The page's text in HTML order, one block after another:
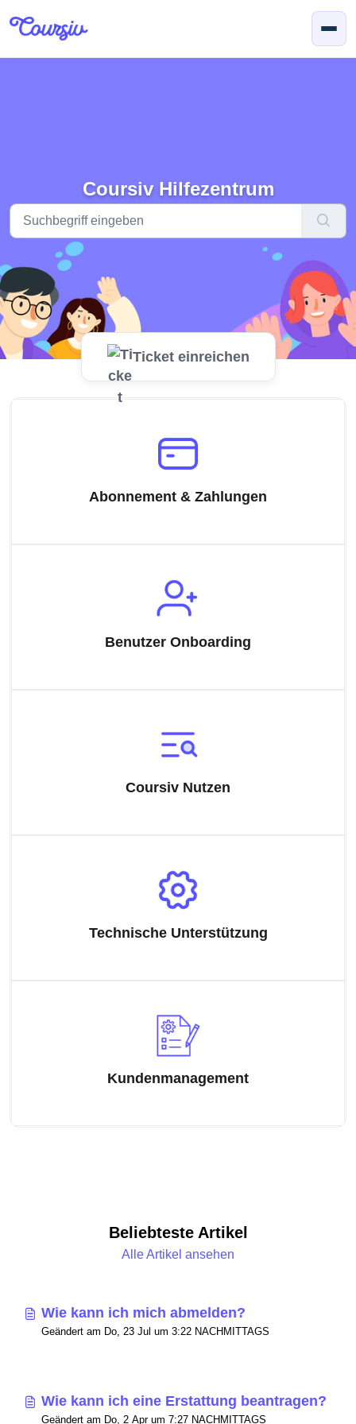
Coursiv Hilfezentrum
Ticket einreichen
Abonnement & Zahlungen
Benutzer Onboarding
Coursiv Nutzen
Technische Unterstützung
Kundenmanagement
Beliebteste Artikel
Alle Artikel ansehen
Wie kann ich mich abmelden?
Geändert am Do, 23 Jul um 3:22 NACHMITTAGS
Wie kann ich eine Erstattung beantragen?
Geändert am Do, 2 Apr um 7:27 NACHMITTAGS